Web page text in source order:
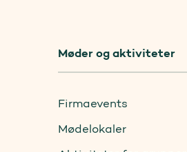
Møder og aktiviteter
Firmaevents
Mødelokaler